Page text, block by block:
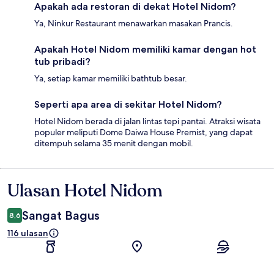
Apakah ada restoran di dekat Hotel Nidom?
Ya, Ninkur Restaurant menawarkan masakan Prancis.
Apakah Hotel Nidom memiliki kamar dengan hot
tub pribadi?
Ya, setiap kamar memiliki bathtub besar.
Seperti apa area di sekitar Hotel Nidom?
Hotel Nidom berada di jalan lintas tepi pantai. Atraksi wisata
populer meliputi Dome Daiwa House Premist, yang dapat
ditempuh selama 35 menit dengan mobil.
Ulasan
Ulasan Hotel Nidom
8,6 Sangat Bagus
116 ulasan